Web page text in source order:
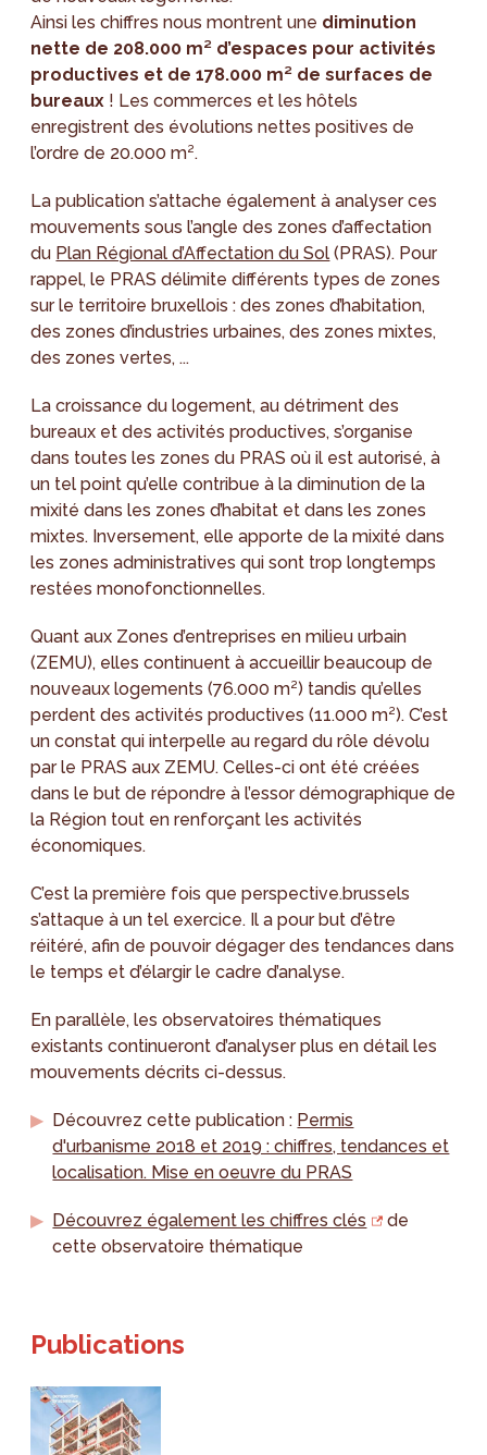
Ainsi les chiffres nous montrent une diminution
nette de 208.000 m² d’espaces pour activités
productives et de 178.000 m² de surfaces de
bureaux ! Les commerces et les hôtels
enregistrent des évolutions nettes positives de
l’ordre de 20.000 m².
La publication s’attache également à analyser ces
mouvements sous l’angle des zones d’affectation
du Plan Régional d’Affectation du Sol (PRAS). Pour
rappel, le PRAS délimite différents types de zones
sur le territoire bruxellois : des zones d’habitation,
des zones d’industries urbaines, des zones mixtes,
des zones vertes, ...
La croissance du logement, au détriment des
bureaux et des activités productives, s’organise
dans toutes les zones du PRAS où il est autorisé, à
un tel point qu’elle contribue à la diminution de la
mixité dans les zones d’habitat et dans les zones
mixtes. Inversement, elle apporte de la mixité dans
les zones administratives qui sont trop longtemps
restées monofonctionnelles.
Quant aux Zones d’entreprises en milieu urbain
(ZEMU), elles continuent à accueillir beaucoup de
nouveaux logements (76.000 m²) tandis qu’elles
perdent des activités productives (11.000 m²). C’est
un constat qui interpelle au regard du rôle dévolu
par le PRAS aux ZEMU. Celles-ci ont été créées
dans le but de répondre à l’essor démographique de
la Région tout en renforçant les activités
économiques.
C’est la première fois que perspective.brussels
s’attaque à un tel exercice. Il a pour but d’être
réitéré, afin de pouvoir dégager des tendances dans
le temps et d’élargir le cadre d’analyse.
En parallèle, les observatoires thématiques
existants continueront d’analyser plus en détail les
mouvements décrits ci-dessus.
Découvrez cette publication : Permis
d'urbanisme 2018 et 2019 : chiffres, tendances et
localisation. Mise en oeuvre du PRAS
Découvrez également les chiffres clés
de
cette observatoire thématique
Publications